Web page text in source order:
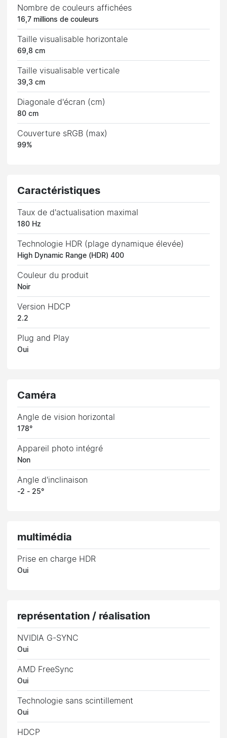
Nombre de couleurs affichées
16,7 millions de couleurs
Taille visualisable horizontale
69,8 cm
Taille visualisable verticale
39,3 cm
Diagonale d'écran (cm)
80 cm
Couverture sRGB (max)
99%
Caractéristiques
Taux de d'actualisation maximal
180 Hz
Technologie HDR (plage dynamique élevée)
High Dynamic Range (HDR) 400
Couleur du produit
Noir
Version HDCP
2.2
Plug and Play
Oui
Caméra
Angle de vision horizontal
178°
Appareil photo intégré
Non
Angle d'inclinaison
-2 - 25°
multimédia
Prise en charge HDR
Oui
représentation / réalisation
NVIDIA G-SYNC
Oui
AMD FreeSync
Oui
Technologie sans scintillement
Oui
HDCP